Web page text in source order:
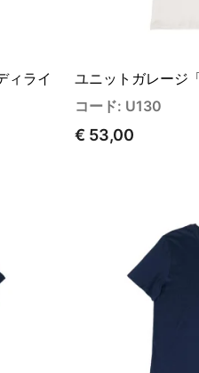
ィライ
ユニットガレージ
コード: U130
€ 53,00